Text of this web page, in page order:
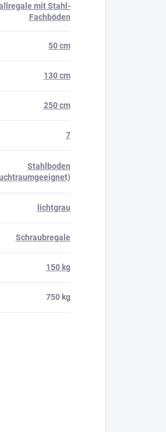
mit Stahl-
Fachböden
50 cm
130 cm
250 cm
7
Stahlboden
lichtgrau
Schraubregale
150 kg
750 kg